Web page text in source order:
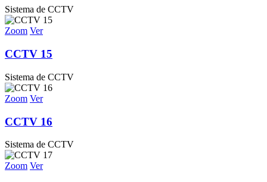
Sistema de CCTV
Zoom Ver
CCTV 15
Sistema de CCTV
Zoom Ver
CCTV 16
Sistema de CCTV
Zoom Ver